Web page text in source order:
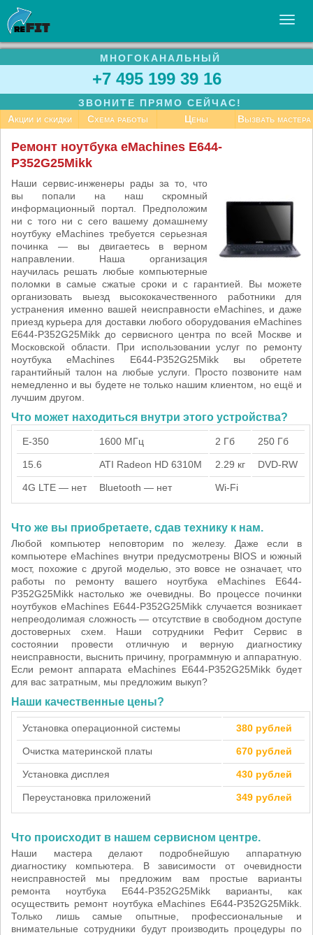
УСЛУГИ
БИЗНЕСУ
СТАТЬИ
МНОГОКАНАЛЬНЫЙ
+7 495 199 39 16
ЗВОНИТЕ ПРЯМО СЕЙЧАС!
Акции и скидки
Схема работы Цены Вызвать мастера
Ремонт ноутбука eMachines E644-
P352G25Mikk
Наши сервис-инженеры рады за то, что
вы попали на наш скромный
информационный портал. Предположим
ни с того ни с сего вашему домашнему
ноутбуку eMachines требуется серьезная
починка — вы двигаетесь в верном
направлении. Наша организация
научилась решать любые компьютерные
поломки в самые сжатые сроки и с гарантией. Вы можете
организовать выезд высококачественного работники для
устранения именно вашей неисправности eMachines, и даже
приезд курьера для доставки любого оборудования eMachines
E644-P352G25Mikk до сервисного центра по всей Москве и
Московской области. При использовании услуг по ремонту
ноутбука eMachines E644-P352G25Mikk вы обретете
гарантийный талон на любые услуги. Просто позвоните нам
немедленно и вы будете не только нашим клиентом, но ещё и
лучшим другом.
Что может находиться внутри этого устройства?
E-350 1600 МГц 2 Гб 250 Гб
15.6 ATI Radeon HD 6310M 2.29 кг DVD-RW
4G LTE — нет Bluetooth — нет Wi-Fi
Что же вы приобретаете, сдав технику к нам.
Любой компьютер неповторим по железу. Даже если в
компьютере eMachines внутри предусмотрены BIOS и южный
мост, похожие с другой моделью, это вовсе не означает, что
работы по ремонту вашего ноутбука eMachines E644-
P352G25Mikk настолько же очевидны. Во процессе починки
ноутбуков eMachines E644-P352G25Mikk случается возникает
непреодолимая сложность — отсутствие в свободном доступе
достоверных схем. Наши сотрудники Рефит Сервис в
состоянии провести отличную и верную диагностику
неисправности, выснить причину, программную и аппаратную.
Если ремонт аппарата eMachines E644-P352G25Mikk будет
для вас затратным, мы предложим выкуп?
Наши качественные цены?
Установка операционной системы 380 рублей
Очистка материнской платы 670 рублей
Установка дисплея 430 рублей
Переустановка приложений 349 рублей
Что происходит в нашем сервисном центре.
Наши мастера делают подробнейшую аппаратную
диагностику компьютера. В зависимости от очевидности
неисправностей мы предложим вам простые варианты
ремонта ноутбука E644-P352G25Mikk варианты, как
осуществить ремонт ноутбука eMachines E644-P352G25Mikk.
Только лишь самые опытные, профессиональные и
внимательные сотрудники будут производить процедуры по